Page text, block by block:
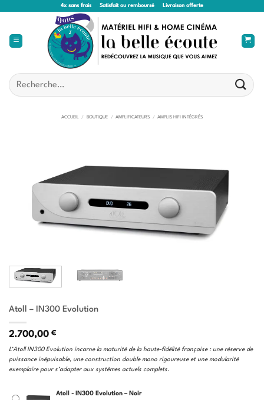
4x sans frais Satisfait ou remboursé Livraison offerte
Recherche
pour :
ACCUEIL / BOUTIQUE / AMPLIFICATEURS / AMPLIS HIFI INTÉGRÉS
Atoll – IN300 Evolution
2.700,00 €
L’Atoll IN300 Evolution incarne la maturité de la haute-fidélité française : une réserve de
puissance inépuisable, une construction double mono rigoureuse et une modularité
exemplaire pour s’adapter aux systèmes actuels complets.
Atoll - IN300 Evolution – Noir